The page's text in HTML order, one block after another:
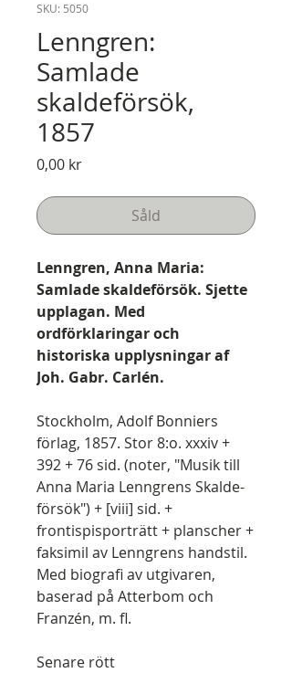
SKU: 5050
Lenngren:
Samlade
skaldeförsök,
1857
0,00 krPris
Såld
Lenngren, Anna Maria:
Samlade skaldeförsök. Sjette
upplagan. Med
ordförklaringar och
historiska upplysningar af
Joh. Gabr. Carlén.
Stockholm, Adolf Bonniers
förlag, 1857. Stor 8:o. xxxiv +
392 + 76 sid. (noter, "Musik till
Anna Maria Lenngrens Skalde-
försök") + [viii] sid. +
frontispisporträtt + planscher +
faksimil av Lenngrens handstil.
Med biografi av utgivaren,
baserad på Atterbom och
Franzén, m. fl.
Senare rött